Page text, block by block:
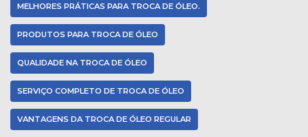
MELHORES PRÁTICAS PARA TROCA DE ÓLEO.
PRODUTOS PARA TROCA DE ÓLEO
QUALIDADE NA TROCA DE ÓLEO
SERVIÇO COMPLETO DE TROCA DE ÓLEO
VANTAGENS DA TROCA DE ÓLEO REGULAR